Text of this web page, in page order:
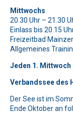
Bitte beweise,
Bitte lasse dieses
Bitte beweise,
Mittwochs
20.30 Uhr – 21.30
Einlass bis 20.15
Freizeitbad
Allgemeines
Jeden 1.
Verbandssee des
Der See ist im
Ende Oktober an